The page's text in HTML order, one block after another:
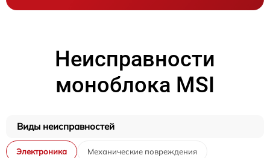
Неисправности
моноблока MSI
Виды неисправностей
Электроника Механические повреждения